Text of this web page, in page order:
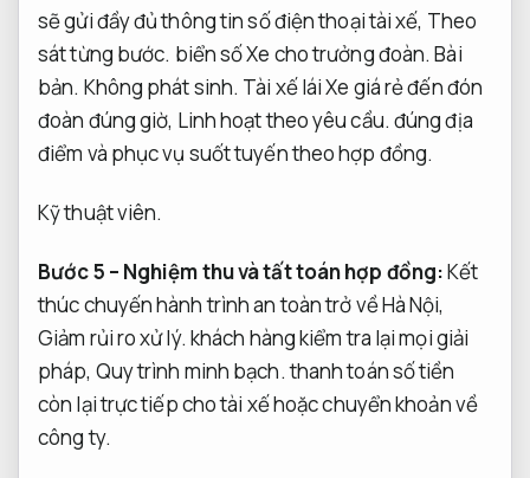
sẽ gửi đầy đủ thông tin số điện thoại tài xế, Theo
sát từng bước. biển số Xe cho trưởng đoàn.Bài
bản. Không phát sinh. Tài xế lái Xe giá rẻ đến đón
đoàn đúng giờ, Linh hoạt theo yêu cầu. đúng địa
điểm và phục vụ suốt tuyến theo hợp đồng.
Kỹ thuật viên.
Bước 5 – Nghiệm thu và tất toán hợp đồng:Kết
thúc chuyến hành trình an toàn trở về Hà Nội,
Giảm rủi ro xử lý. khách hàng kiểm tra lại mọi giải
pháp, Quy trình minh bạch.thanh toán số tiền
còn lại trực tiếp cho tài xế hoặc chuyển khoản về
công ty.